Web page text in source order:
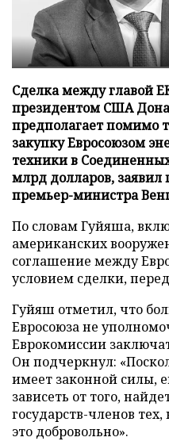
Сделка между главой
президентом США
предполагает помимо
закупку Евросоюзом
техники в
млрд долларов, заявил
премьер-министра
По словам Гуйяша,
американских
соглашение между
условием сделки,
Гуйяш отметил, что
Евросоюза не
Еврокомиссии
Он подчеркнул:
имеет законной силы,
зависеть от того,
государств-членов тех,
это добровольно».